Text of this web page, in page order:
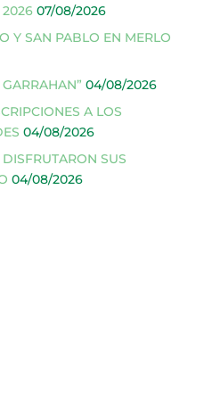
2026 07/08/2026
Y SAN PABLO EN MERLO
04/08/2026
A LOS
04/08/2026
SUS
04/08/2026